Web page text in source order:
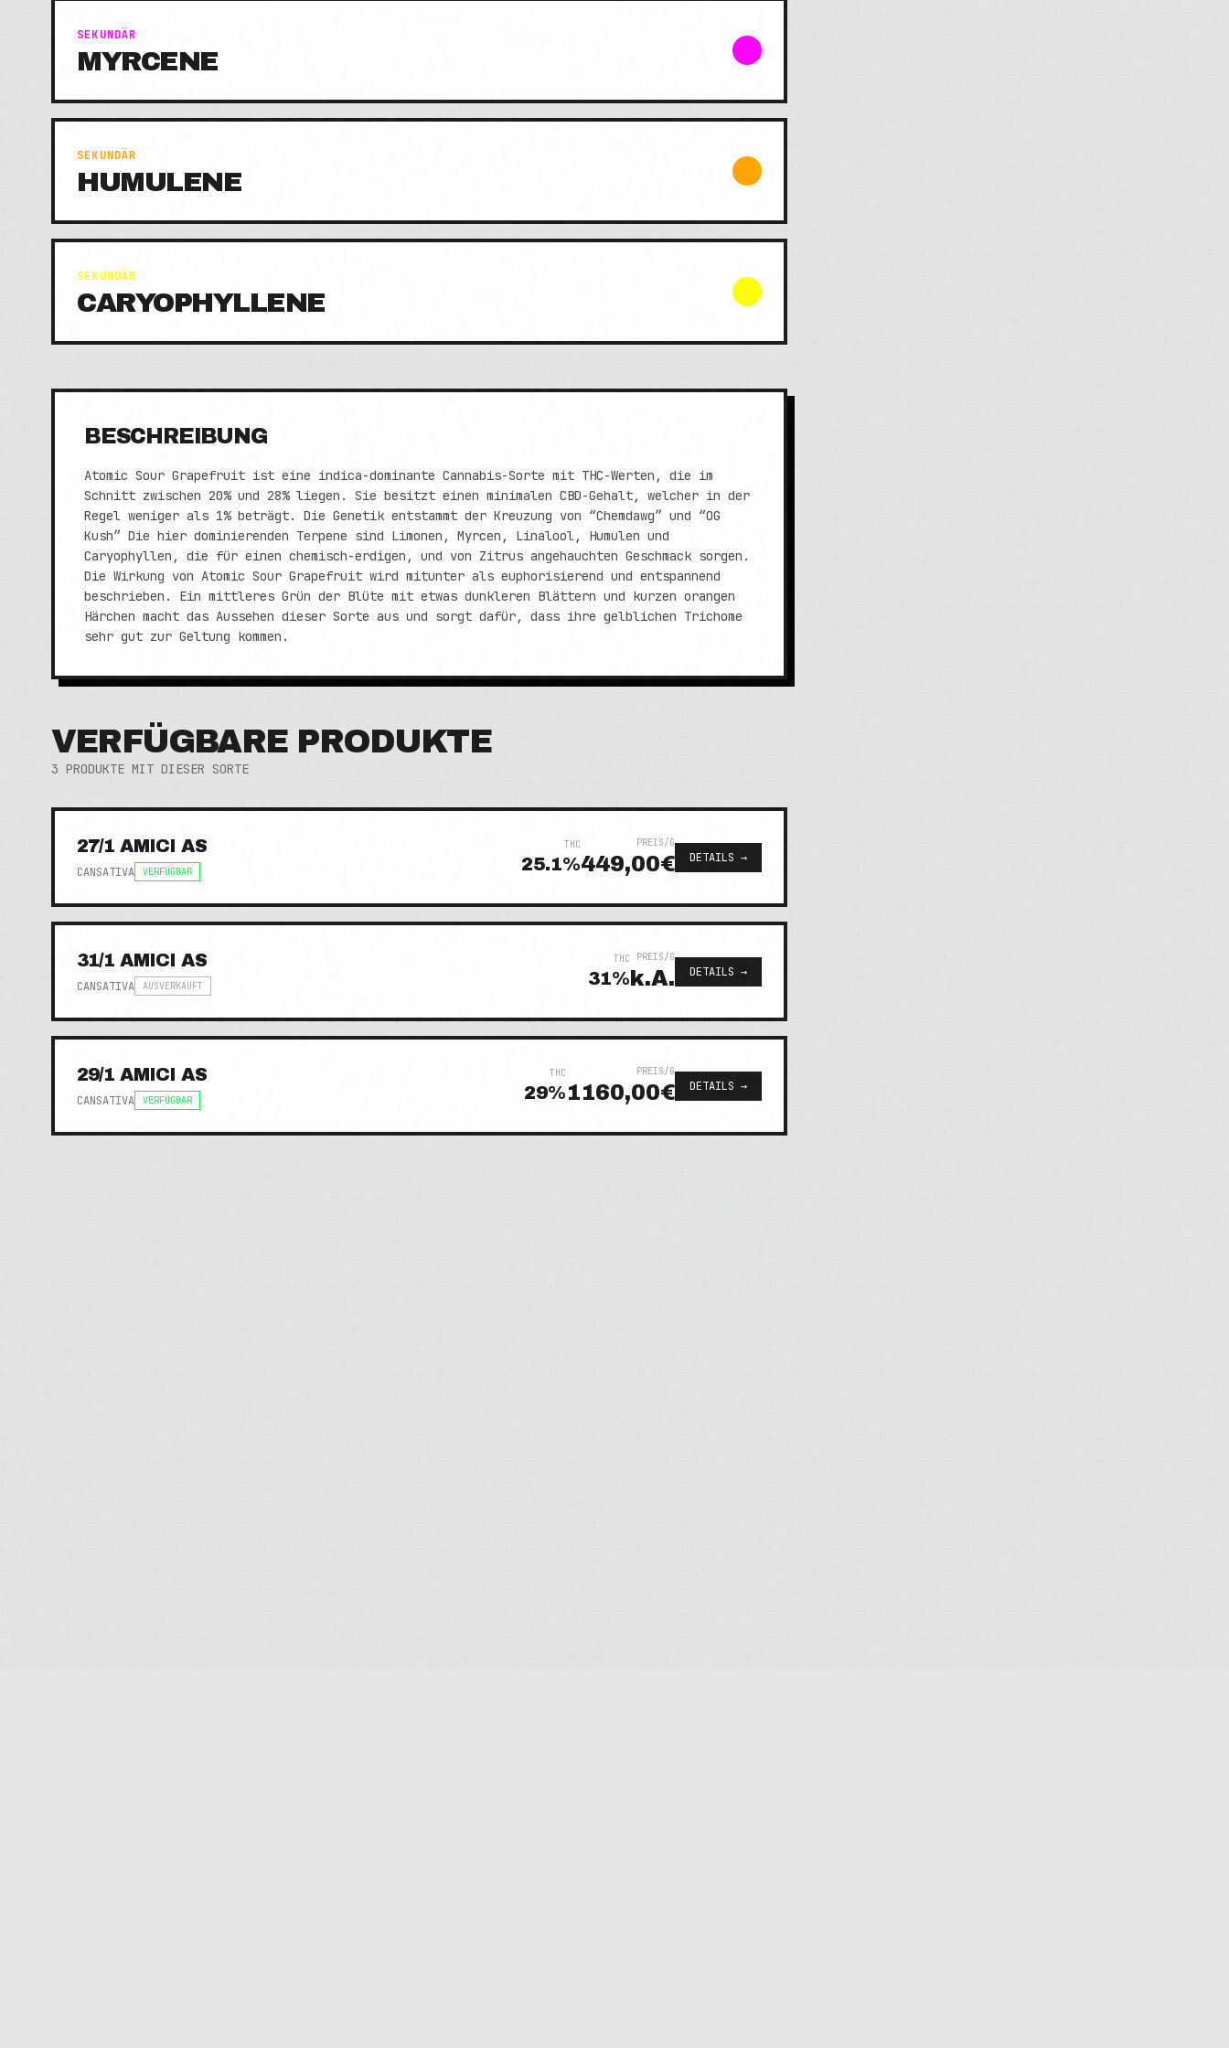
SEKUNDÄR
MYRCENE
SEKUNDÄR
HUMULENE
SEKUNDÄR
CARYOPHYLLENE
BESCHREIBUNG
Atomic Sour Grapefruit ist eine indica-dominante Cannabis-Sorte mit THC-Werten, die im
Schnitt zwischen 20% und 28% liegen. Sie besitzt einen minimalen CBD-Gehalt, welcher in der
Regel weniger als 1% beträgt. Die Genetik entstammt der Kreuzung von “Chemdawg” und “OG
Kush” Die hier dominierenden Terpene sind Limonen, Myrcen, Linalool, Humulen und
Caryophyllen, die für einen chemisch-erdigen, und von Zitrus angehauchten Geschmack sorgen.
Die Wirkung von Atomic Sour Grapefruit wird mitunter als euphorisierend und entspannend
beschrieben. Ein mittleres Grün der Blüte mit etwas dunkleren Blättern und kurzen orangen
Härchen macht das Aussehen dieser Sorte aus und sorgt dafür, dass ihre gelblichen Trichome
sehr gut zur Geltung kommen.
VERFÜGBARE PRODUKTE
3 PRODUKTE MIT DIESER SORTE
27/1 AMICI AS
CANSATIVA VERFÜGBAR
THC
25.1%
PREIS/G
449,00€ DETAILS →
31/1 AMICI AS
CANSATIVA AUSVERKAUFT
THC
31%
PREIS/G
k.A. DETAILS →
29/1 AMICI AS
CANSATIVA VERFÜGBAR
THC
29%
PREIS/G
1160,00€ DETAILS →